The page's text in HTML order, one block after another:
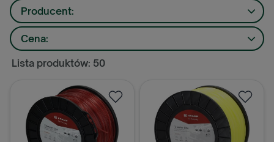
Producent:
Cena:
Lista produktów: 50